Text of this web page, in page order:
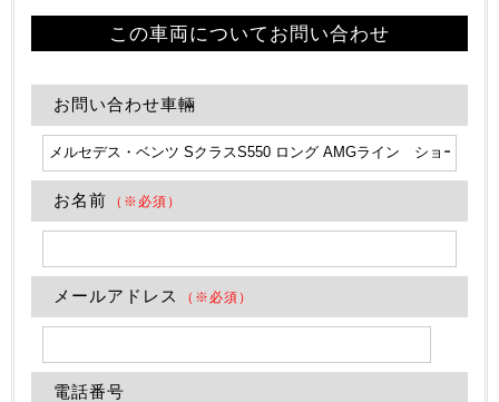
この車両についてお問い合わせ
お問い合わせ車輛
お名前 （※必須）
メールアドレス （※必須）
電話番号